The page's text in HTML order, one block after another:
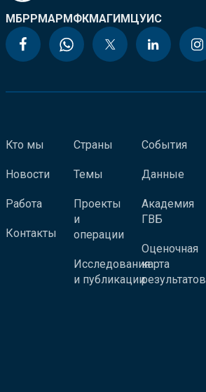
МБРРМАРМФКМАГИМЦУИС
Кто мы
Новости
Работа
Контакты
Страны
Темы
Проекты
и
операции
Исследования
и публикации
События
Данные
Академия
ГВБ
Оценочная
карта
результатов